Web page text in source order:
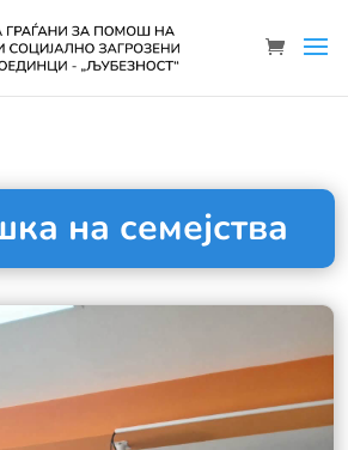
на семејства